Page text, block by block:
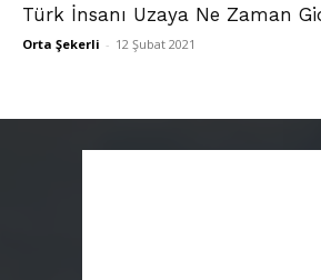
Türk İnsanı Uzaya Ne Zaman
Orta Şekerli - 12 Şubat 2021